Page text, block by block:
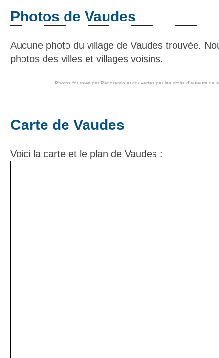
Photos de Vaudes
Aucune photo du village de Vaudes trouvée.
photos des villes et villages voisins.
Photos fournies par Panoramio et couvertes par les droits d'auteurs de
Carte de Vaudes
Voici la carte et le plan de Vaudes :